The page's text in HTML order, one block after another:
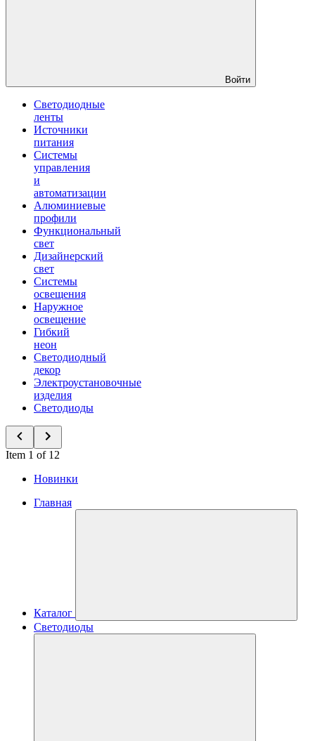
Войти
Светодиодные
ленты
Источники
питания
Системы
управления
и
автоматизации
Алюминиевые
профили
Функциональный
свет
Дизайнерский
свет
Системы
освещения
Наружное
освещение
Гибкий
неон
Светодиодный
декор
Электроустановочные
изделия
Светодиоды
Item 1 of 12
Новинки
Главная
Каталог
Светодиоды